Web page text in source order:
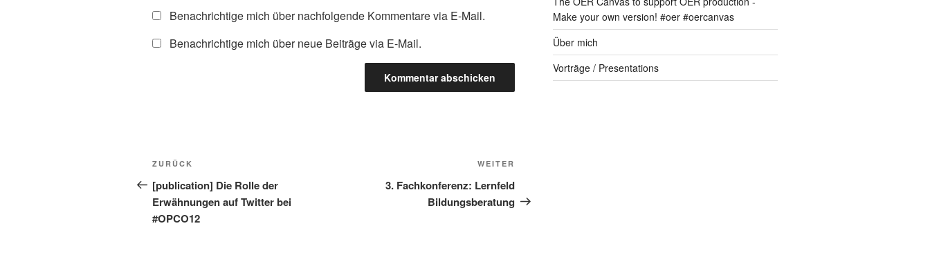
Benachrichtige mich über nachfolgende Kommentare via E-Mail.
Benachrichtige mich über neue Beiträge via E-Mail.
Beitragsnavigation
Vorheriger
Beitrag
ZURÜCK
[publication] Die Rolle der
Erwähnungen auf Twitter bei
#OPCO12
Beitrag
WEITER
3. Fachkonferenz: Lernfeld
Bildungsberatung
Make your own version! #oer #oercanvas
Über mich
Vorträge / Presentations